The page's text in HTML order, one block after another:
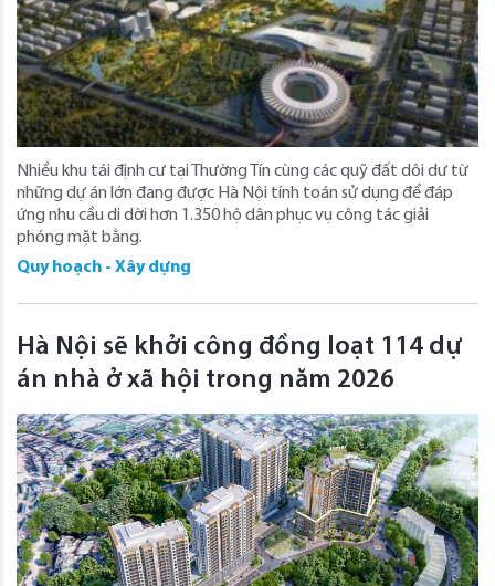
Nhiều khu tái định cư tại Thường Tín cùng các quỹ đất dôi dư từ
những dự án lớn đang được Hà Nội tính toán sử dụng để đáp
ứng nhu cầu di dời hơn 1.350 hộ dân phục vụ công tác giải
phóng mặt bằng.
Quy hoạch - Xây dựng
Hà Nội sẽ khởi công đồng loạt 114 dự
án nhà ở xã hội trong năm 2026